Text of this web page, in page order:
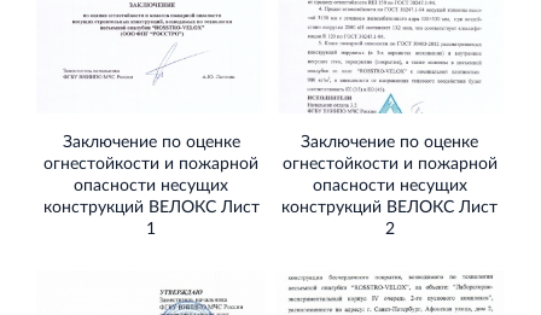
Строительная система ROSSTRO‐VELOX
Научно‐исследовательский институт
Заключение по оценке
огнестойкости и пожарной
опасности несущих
конструкций ВЕЛОКС Лист
1
Заключение по оценке
огнестойкости и пожарной
опасности несущих
конструкций ВЕЛОКС Лист
2